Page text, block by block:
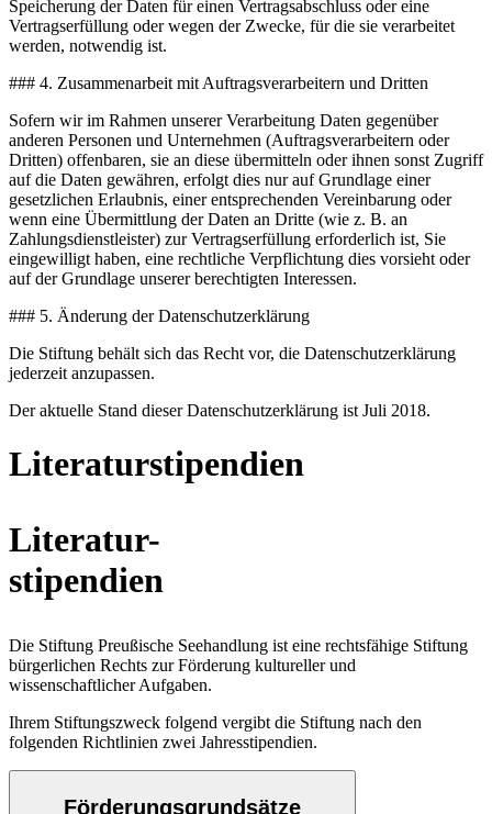
Speicherung der Daten für einen Vertragsabschluss oder eine
Vertragserfüllung oder wegen der Zwecke, für die sie verarbeitet
werden, notwendig ist.
### 4. Zusammenarbeit mit Auftragsverarbeitern und Dritten
Sofern wir im Rahmen unserer Verarbeitung Daten gegenüber
anderen Personen und Unternehmen (Auftragsverarbeitern oder
Dritten) offenbaren, sie an diese übermitteln oder ihnen sonst Zugriff
auf die Daten gewähren, erfolgt dies nur auf Grundlage einer
gesetzlichen Erlaubnis, einer entsprechenden Vereinbarung oder
wenn eine Übermittlung der Daten an Dritte (wie z. B. an
Zahlungsdienstleister) zur Vertragserfüllung erforderlich ist, Sie
eingewilligt haben, eine rechtliche Verpflichtung dies vorsieht oder
auf der Grundlage unserer berechtigten Interessen.
### 5. Änderung der Datenschutzerklärung
Die Stiftung behält sich das Recht vor, die Datenschutzerklärung
jederzeit anzupassen.
Der aktuelle Stand dieser Datenschutzerklärung ist Juli 2018.
Literaturstipendien
Literatur-
stipendien
Die Stiftung Preußische Seehandlung ist eine rechtsfähige Stiftung
bürgerlichen Rechts zur Förderung kultureller und
wissenschaftlicher Aufgaben.
Ihrem Stiftungszweck folgend vergibt die Stiftung nach den
folgenden Richtlinien zwei Jahresstipendien.
Förderungsgrundsätze